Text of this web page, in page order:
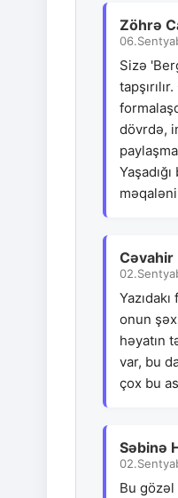
Zöhrə
Sizə
dövrdə,
Cəvahir
onun
həyatın
var, bu
çox bu
Səbinə
Bu